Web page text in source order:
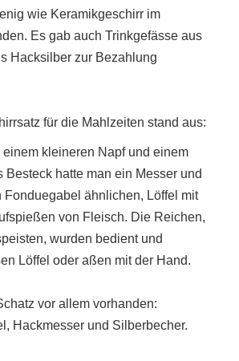
wie Keramikgeschirr im
Es gab auch Trinkgefässe aus
Hacksilber zur Bezahlung
für die Mahlzeiten stand aus:
einem kleineren Napf und einem
Besteck hatte man ein Messer und
Fonduegabel ähnlichen, Löffel mit
von Fleisch. Die Reichen,
wurden bedient und
Löffel oder aßen mit der Hand.
vor allem vorhanden:
Hackmesser und Silberbecher.